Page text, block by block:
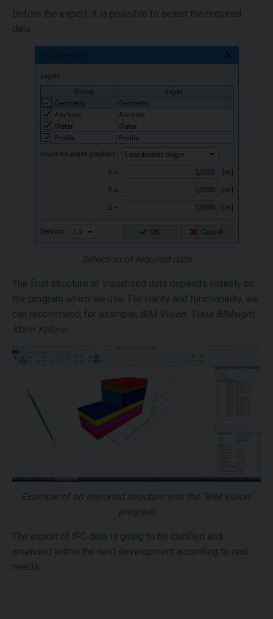
Before the export, it is possible to select the required
data.
Selection of required data
The final structure of visualized data depends entirely on
the program which we use. For clarity and functionality, we
can recommend, for example, BIM Vision, Tekla BIMsight,
Xbim Xplorer
Example of an imported structure into the "BIM vision"
program
The export of IFC data is going to be clarified and
amended within the next development according to real
needs.